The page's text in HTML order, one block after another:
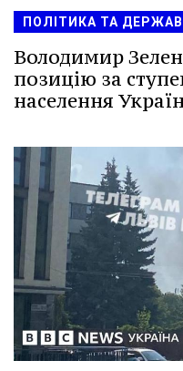
ПОЛІТИКА ТА
Володимир
позицію за
населення